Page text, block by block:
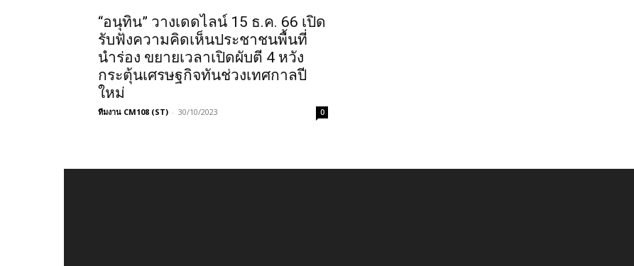
“อนุทิน” วางเดดไลน์ 15 ธ.ค. 66 เปิด
รับฟังความคิดเห็นประชาชนพื้นที่
นำร่อง ขยายเวลาเปิดผับตี 4 หวัง
กระตุ้นเศรษฐกิจทันช่วงเทศกาลปี
ใหม่
ทีมงาน CM108 (ST) - 30/10/2023 0